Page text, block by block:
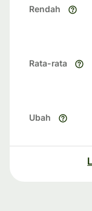
Rendah
Rata-rata
Ubah